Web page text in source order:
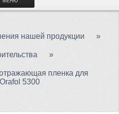
ТКАНЬ
ТКАНЬ
нашей продукции »
»
пленка для
5300